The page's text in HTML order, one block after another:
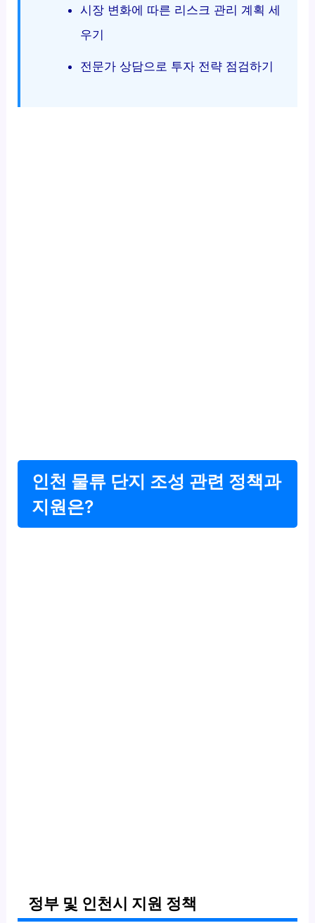
시장 변화에 따른 리스크 관리 계획 세
우기
전문가 상담으로 투자 전략 점검하기
인천 물류 단지 조성 관련 정책과
지원은?
정부 및 인천시 지원 정책